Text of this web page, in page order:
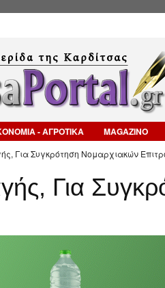
- ΑΓΡΟΤΙΚΑ MAGAZINO
Για Συγκρότηση Νομαρχιακών
Για